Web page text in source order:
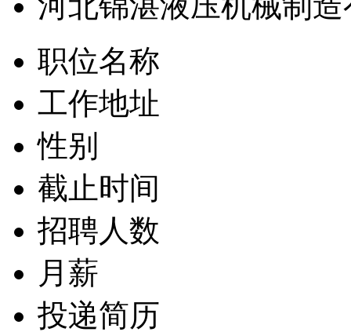
职位名称
工作地址
性别
截止时间
招聘人数
月薪
投递简历